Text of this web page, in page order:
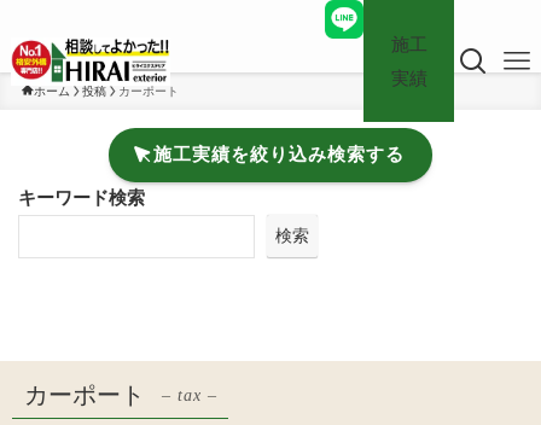
施工
実績
ホーム 投稿 カーポート
施工実績を絞り込み検索する
キーワード検索
検索
カーポート – tax –